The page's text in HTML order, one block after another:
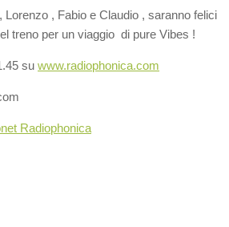
Lorenzo , Fabio e Claudio , saranno felici
treno per un viaggio di pure Vibes !
su www.radiophonica.com
Radiophonica